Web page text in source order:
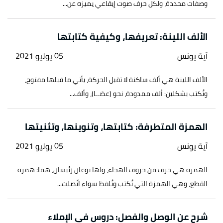
وصفات محددة، ولكل حرف صوت إيقاعي يميزه عن...
الألف اللينة: تعريفها، وكيفية كتابتها
آية يونس 05 يوليو 2021
الألف اللينة هي ألف ساكنة لا تقبل الحركة، يأتي ما قبلها مفتوح،
وتُكتب بشكلين: ألف ممدودة، نحو (عصَــا)، وألف...
الهمزة المتطرفة: كتابتها، وتنوينها، وتثنيتها
آية يونس 05 يوليو 2021
الهمزة هي حرف من حروف الهجاء، ولها نوعان رئيسان، هما: همزة
القطع، وهي الهمزة التي تُكتب وتُلفظ سواء اتّصلت...
شرح عن الوصل والفصل: دروس في الإملاء